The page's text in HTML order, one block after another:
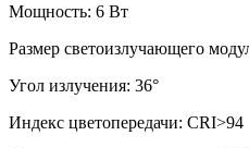
Мощность: 6 Вт
Размер светоизлучающего
Угол излучения: 36°
Индекс цветопередачи: CRI>94